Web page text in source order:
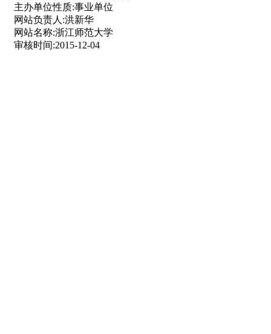
主办单位性质:事业单位
网站负责人:洪新华
网站名称:浙江师范大学
审核时间:2015-12-04